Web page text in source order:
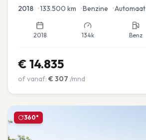
2018 •133.500 km •Benzine •Automaat
2018 134k Benz
€ 14.835
of vanaf: € 307 /mnd
360°